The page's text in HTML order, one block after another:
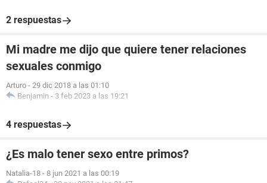
2 respuestas
Mi madre me dijo que quiere tener relaciones
sexuales conmigo
Arturo - 29 dic 2018 a las 01:10
Benjamin - 3 feb 2023 a las 19:21
4 respuestas
¿Es malo tener sexo entre primos?
Natalia-18 - 8 jun 2021 a las 00:19